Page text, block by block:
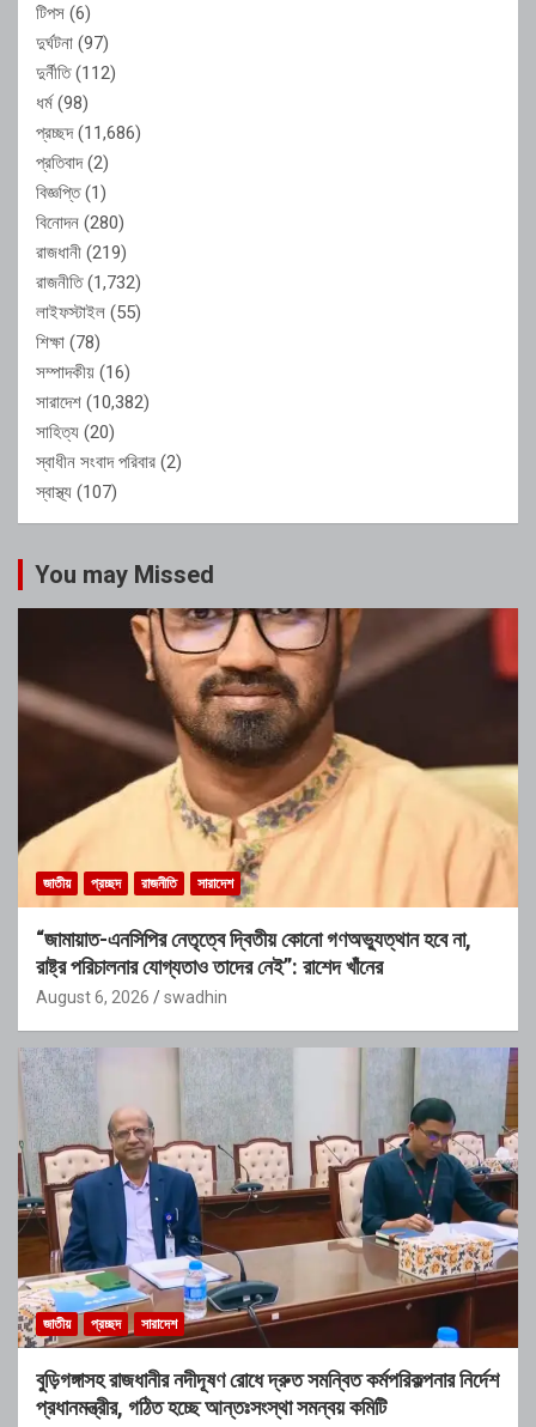
টিপস (6)
দুর্ঘটনা (97)
দুর্নীতি(112)
ধর্ম(98)
প্রচ্ছদ(11,686)
প্রতিবাদ(2)
বিজ্ঞপ্তি(1)
বিনোদন (280)
রাজধানী (219)
রাজনীতি(1,732)
লাইফস্টাইল (55)
শিক্ষা (78)
সম্পাদকীয় (16)
সারাদেশ (10,382)
সাহিত্য (20)
স্বাধীন সংবাদ পরিবার (2)
স্বাস্থ্য (107)
You may Missed
জাতীয় প্রচ্ছদ রাজনীতি সারাদেশ
“জামায়াত-এনসিপির নেতৃত্বে দ্বিতীয় কোনো গণঅভ্যুত্থান হবে না,
রাষ্ট্র পরিচালনার যোগ্যতাও তাদের নেই”: রাশেদ খাঁনের
August 6, 2026 swadhin
জাতীয় প্রচ্ছদ সারাদেশ
বুড়িগঙ্গাসহ রাজধানীর নদীদূষণ রোধে দ্রুত সমন্বিত কর্মপরিকল্পনার নির্দেশ
প্রধানমন্ত্রীর, গঠিত হচ্ছে আন্তঃসংস্থা সমন্বয় কমিটি